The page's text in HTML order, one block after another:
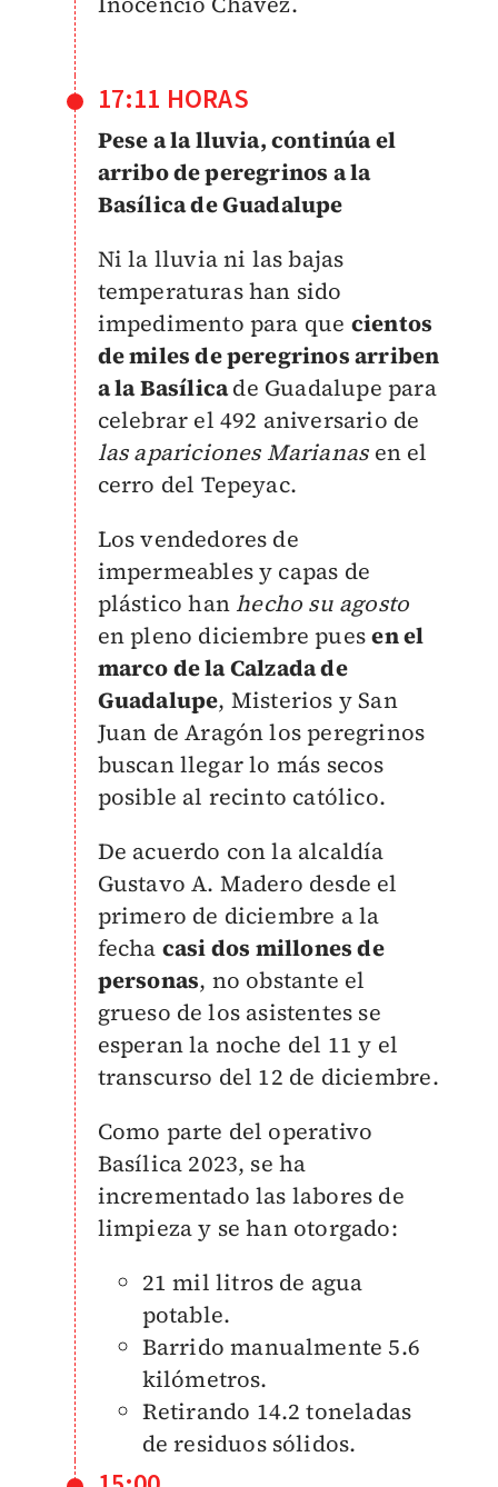
17:11 HORAS
Pese a la lluvia, continúa el
arribo de peregrinos a la
Basílica de Guadalupe
Ni la lluvia ni las bajas
temperaturas han sido
impedimento para que cientos
de miles de peregrinos arriben
a la Basílicade Guadalupe para
celebrar el 492 aniversario de
las apariciones Marianas en el
cerro del Tepeyac.
Los vendedores de
impermeables y capas de
plástico han hecho su agosto
en pleno diciembre puesen el
marco de la Calzada de
Guadalupe, Misterios y San
Juan de Aragón los peregrinos
buscan llegar lo más secos
posible al recinto católico.
De acuerdo con la alcaldía
Gustavo A. Madero desde el
primero de diciembre a la
fecha casi dos millones de
personas, no obstante el
grueso de los asistentes se
esperan la noche del 11 y el
transcurso del 12 de diciembre.
Como parte del operativo
Basílica 2023, se ha
incrementado las labores de
limpieza y se han otorgado:
21 mil litros de agua
potable.
Barrido manualmente 5.6
kilómetros.
Retirando 14.2 toneladas
de residuos sólidos.